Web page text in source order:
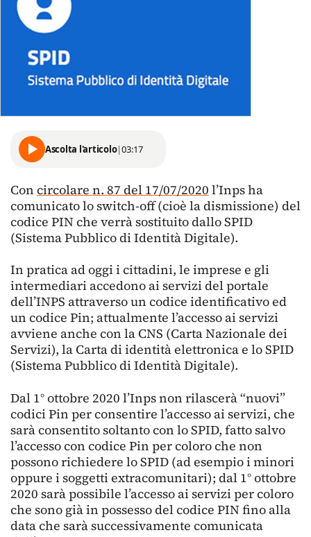
Ascolta l'articolo|03:17
Con circolare n. 87 del 17/07/2020 l’Inps ha
comunicato lo switch-off (cioè la dismissione) del
codice PIN che verrà sostituito dallo SPID
(Sistema Pubblico di Identità Digitale).
In pratica ad oggi i cittadini, le imprese e gli
intermediari accedono ai servizi del portale
dell’INPS attraverso un codice identificativo ed
un codice Pin; attualmente l’accesso ai servizi
avviene anche con la CNS (Carta Nazionale dei
Servizi), la Carta di identità elettronica e lo SPID
(Sistema Pubblico di Identità Digitale).
Dal 1° ottobre 2020 l’Inps non rilascerà “nuovi”
codici Pin per consentire l’accesso ai servizi, che
sarà consentito soltanto con lo SPID, fatto salvo
l’accesso con codice Pin per coloro che non
possono richiedere lo SPID (ad esempio i minori
oppure i soggetti extracomunitari); dal 1° ottobre
2020 sarà possibile l’accesso ai servizi per coloro
che sono già in possesso del codice PIN fino alla
data che sarà successivamente comunicata